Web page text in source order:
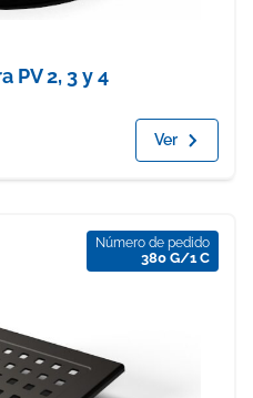
PV 2, 3 y 4
Ver
Número de pedido
380 G/1 C